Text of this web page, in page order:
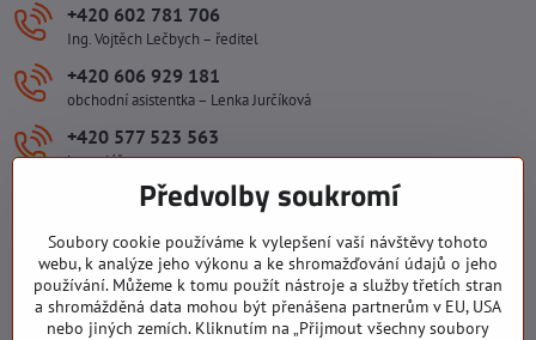
+420 602 781 706
Ing. Vojtěch Lečbych – ředitel
+420 606 929 181
obchodní asistentka – Lenka Jurčíková
+420 577 523 563
kancelář
ivlecbych​@seznam​.cz
Důležité odkazy
Předvolby soukromí
Soubory cookie používáme k vylepšení vaší návštěvy tohoto
webu, k analýze jeho výkonu a ke shromažďování údajů o jeho
používání. Můžeme k tomu použít nástroje a služby třetích stran
a shromážděná data mohou být přenášena partnerům v EU, USA
nebo jiných zemích. Kliknutím na „Přijmout všechny soubory